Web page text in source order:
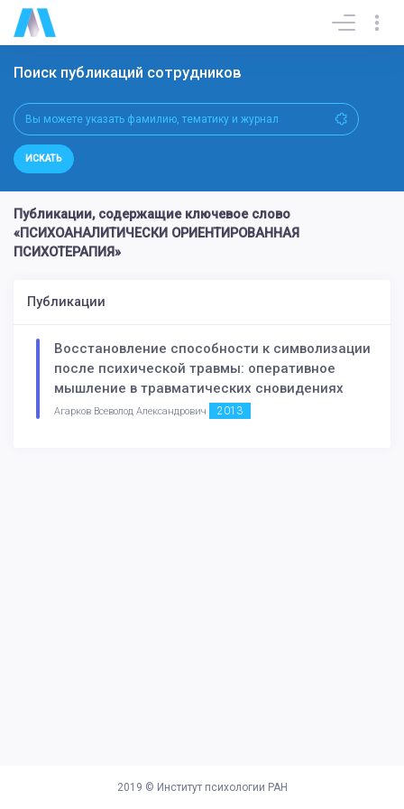
Поиск публикаций сотрудников
ИСКАТЬ
Публикации, содержащие ключевое слово
«ПСИХОАНАЛИТИЧЕСКИ ОРИЕНТИРОВАННАЯ
ПСИХОТЕРАПИЯ»
Публикации
Восстановление способности к символизации
после психической травмы: оперативное
мышление в травматических сновидениях
Агарков Всеволод Александрович 2013
2019 © Институт психологии РАН